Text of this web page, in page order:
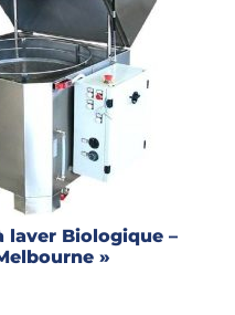
laver Biologique –
»